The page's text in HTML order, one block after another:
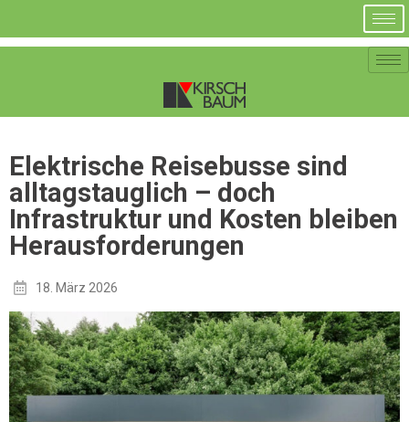
Elektrische Reisebusse sind
alltagstauglich – doch
Infrastruktur und Kosten bleiben
Herausforderungen
18. März 2026